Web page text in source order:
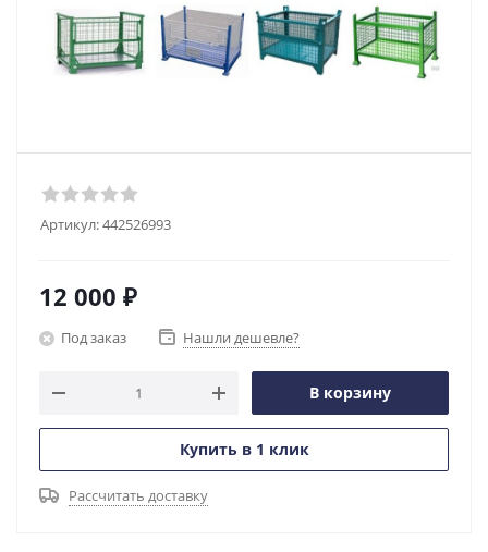
Артикул:442526993
12 000 ₽
Под заказ Нашли дешевле?
В корзину
Купить в 1 клик
Рассчитать доставку